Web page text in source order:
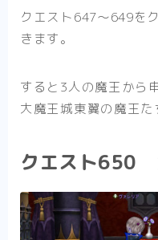
クエスト647～649を
きます。
すると3人の魔王から
大魔王城東翼の魔王た
クエスト650